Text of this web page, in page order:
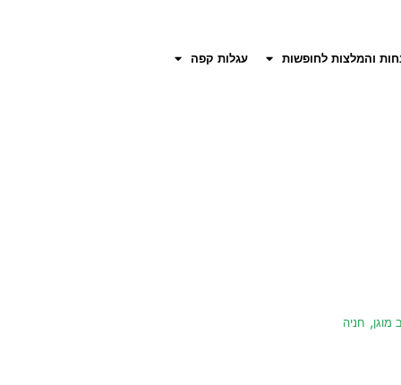
והמלצות לחופשות עגלות קפה
מוגן, חניה